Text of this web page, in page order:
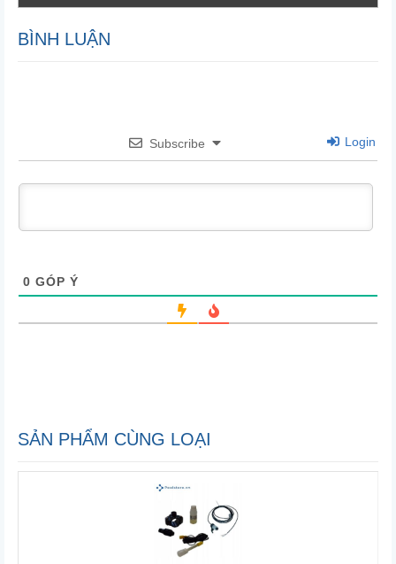
BÌNH LUẬN
Subscribe Login
0 GÓP Ý
SẢN PHẨM CÙNG LOẠI